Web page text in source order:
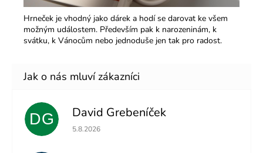
Hrneček je vhodný jako dárek a hodí se darovat ke všem
možným událostem. Především pak k narozeninám, k
svátku, k Vánocům nebo jednoduše jen tak pro radost.
DG David Grebeníček
Hodnocení obchodu je 5 z 5 hvězdiček.
5.8.2026